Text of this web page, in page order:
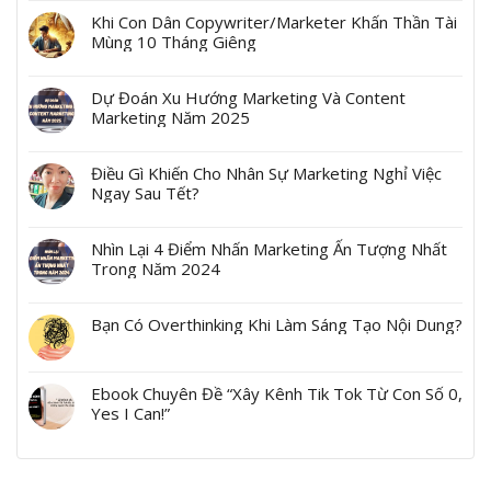
Khi Con Dân Copywriter/Marketer Khấn Thần Tài
Mùng 10 Tháng Giêng
Dự Đoán Xu Hướng Marketing Và Content
Marketing Năm 2025
Điều Gì Khiến Cho Nhân Sự Marketing Nghỉ Việc
Ngay Sau Tết?
Nhìn Lại 4 Điểm Nhấn Marketing Ấn Tượng Nhất
Trong Năm 2024
Bạn Có Overthinking Khi Làm Sáng Tạo Nội Dung?
Ebook Chuyên Đề “Xây Kênh Tik Tok Từ Con Số 0,
Yes I Can!”